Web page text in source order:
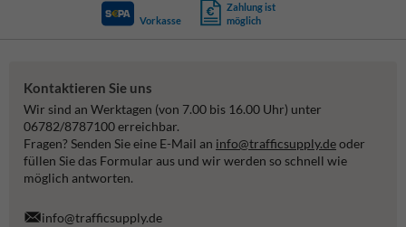
Vorkasse
Zahlung ist
möglich
Kontaktieren Sie uns
Wir sind an Werktagen (von 7.00 bis 16.00 Uhr) unter
06782/8787100 erreichbar.
Fragen? Senden Sie eine E-Mail an info@trafficsupply.deoder
füllen Sie das Formular aus und wir werden so schnell wie
möglich antworten.
info@trafficsupply.de